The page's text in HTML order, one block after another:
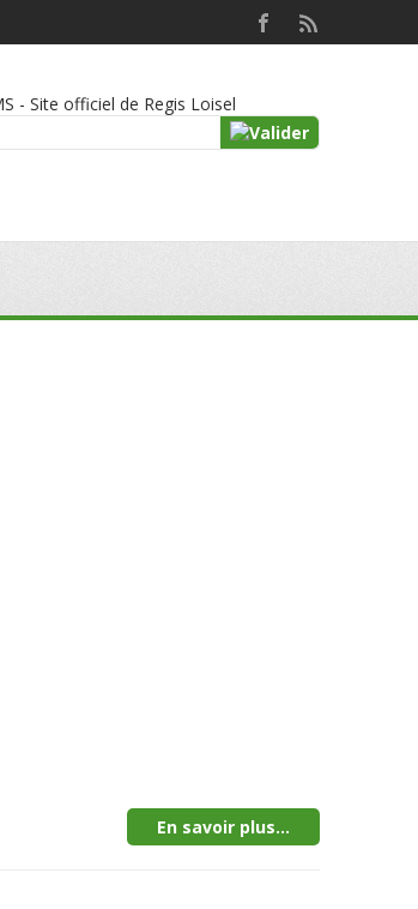
- Site officiel de Regis Loisel
En savoir plus...